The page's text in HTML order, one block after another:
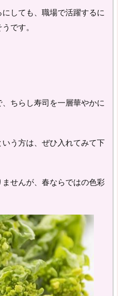
しても、職場で活躍するに
です。
、ちらし寿司を一層華やかに
う方は、ぜひ入れてみて下
せんが、春ならではの色彩